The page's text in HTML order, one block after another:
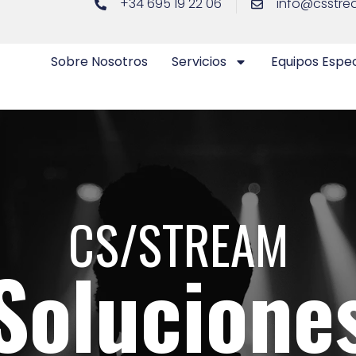
Sobre Nosotros Servicios Equipos
CS/STREAM